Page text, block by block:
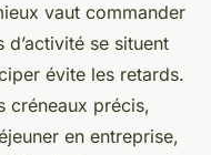
vaut commander
se situent
évite les retards.
créneaux précis,
en entreprise,